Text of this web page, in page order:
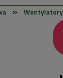
» Wentylatory